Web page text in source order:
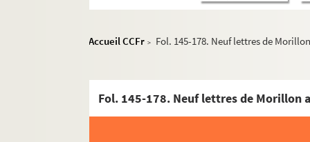
Accueil CCFr > Fol. 145-178. Neuf lettres de